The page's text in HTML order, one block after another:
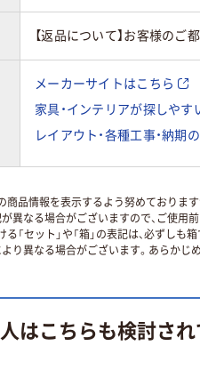
【返品について】お客様のご
メーカーサイトはこちら
家具・インテリアが探しやす
レイアウト・各種工事・納期
品情報を表示するよう努めております
異なる場合がございますので、ご使用
「セット」や「箱」の表記は、必ずし
り異なる場合がございます。あらかじ
はこちらも検討さ